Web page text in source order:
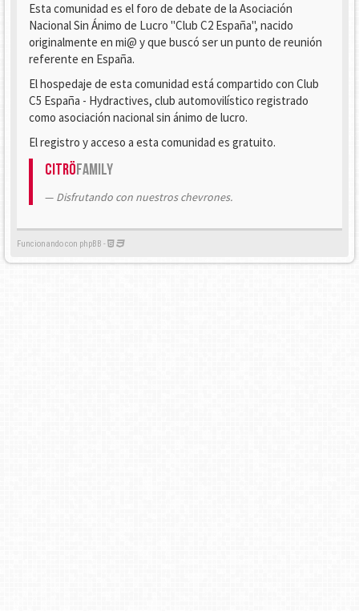
Esta comunidad es el foro de debate de la Asociación
Nacional Sin Ánimo de Lucro "Club C2 España", nacido
originalmente en mi@ y que buscó ser un punto de reunión
referente en España.
El hospedaje de esta comunidad está compartido con Club
C5 España - Hydractives, club automovilístico registrado
como asociación nacional sin ánimo de lucro.
El registro y acceso a esta comunidad es gratuito.
CitröFamily
Disfrutando con nuestros chevrones.
Funcionando con phpBB -